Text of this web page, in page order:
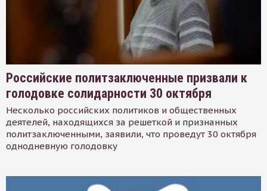
Российские политзаключенные призвали к
голодовке солидарности 30 октября
Несколько российских политиков и общественных
деятелей, находящихся за решеткой и признанных
политзаключенными, заявили, что проведут 30 октября
однодневную голодовку